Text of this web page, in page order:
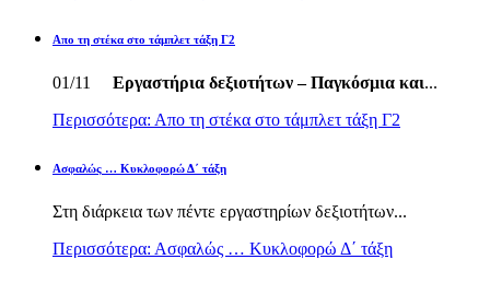
Απο τη στέκα στο τάμπλετ τάξη Γ2
01/11 Εργαστήρια δεξιοτήτων – Παγκόσμια και...
Περισσότερα: Απο τη στέκα στο τάμπλετ τάξη Γ2
Ασφαλώς … Κυκλοφορώ Δ΄ τάξη
Στη διάρκεια των πέντε εργαστηρίων δεξιοτήτων...
Περισσότερα: Ασφαλώς … Κυκλοφορώ Δ΄ τάξη